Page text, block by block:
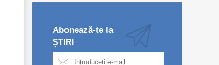
Abonează-te la
ȘTIRI